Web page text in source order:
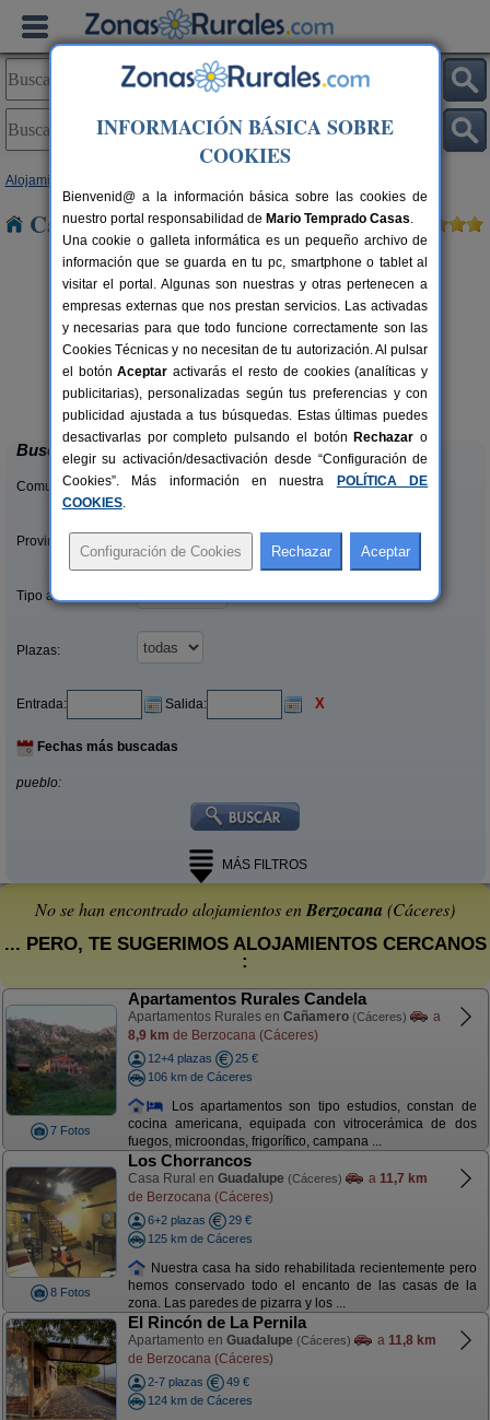
Alojamientos
Casas Rurales cerca de Berzocana
12-16+6 pers.
desde44 €
Finca Flores Amarillas
Almoharín (Cáceres)
Buscar
Comunidades:
Provincias/Islas:
Tipo alquiler:
Plazas:
Entrada: Salida: X
Fechas más buscadas
pueblo:
MÁS FILTROS
No se han encontrado alojamientos enBerzocana (Cáceres)
... PERO, TE SUGERIMOS ALOJAMIENTOS CERCANOS
:
7 Fotos
Apartamentos Rurales Candela
Apartamentos Rurales en Cañamero (Cáceres)
a
8,9 km de Berzocana (Cáceres)
12+4 plazas
25 €
106 km de Cáceres
Los apartamentos son tipo estudios, constan de
cocina americana, equipada con vitrocerámica de dos
fuegos, microondas, frigorífico, campana ...
8 Fotos
Los Chorrancos
Casa Rural en Guadalupe (Cáceres) a 11,7 km
de Berzocana (Cáceres)
6+2 plazas
29 €
125 km de Cáceres
Nuestra casa ha sido rehabilitada recientemente pero
hemos conservado todo el encanto de las casas de la
zona. Las paredes de pizarra y los ...
El Rincón de La Pernila
Apartamento en Guadalupe (Cáceres) a 11,8 km
de Berzocana (Cáceres)
2-7 plazas
49 €
124 km de Cáceres
INFORMACIÓN BÁSICA SOBRE
COOKIES
Bienvenid@ a la información básica sobre las cookies de
nuestro portal responsabilidad de Mario Temprado Casas.
Una cookie o galleta informática es un pequeño archivo de
información que se guarda en tu pc, smartphone o tablet al
visitar el portal. Algunas son nuestras y otras pertenecen a
empresas externas que nos prestan servicios. Las activadas
y necesarias para que todo funcione correctamente son las
Cookies Técnicas y no necesitan de tu autorización. Al pulsar
el botónAceptar activarás el resto de cookies (analíticas y
publicitarias), personalizadas según tus preferencias y con
publicidad ajustada a tus búsquedas. Estas últimas puedes
desactivarlas por completo pulsando el botón Rechazar o
elegir su activación/desactivación desde “Configuración de
Cookies”. Más información en nuestra
POLÍTICA DE
COOKIES.